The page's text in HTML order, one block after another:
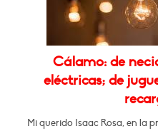
Cálamo: de
eléctricas; de
Mi querido Isaac Rosa, en la